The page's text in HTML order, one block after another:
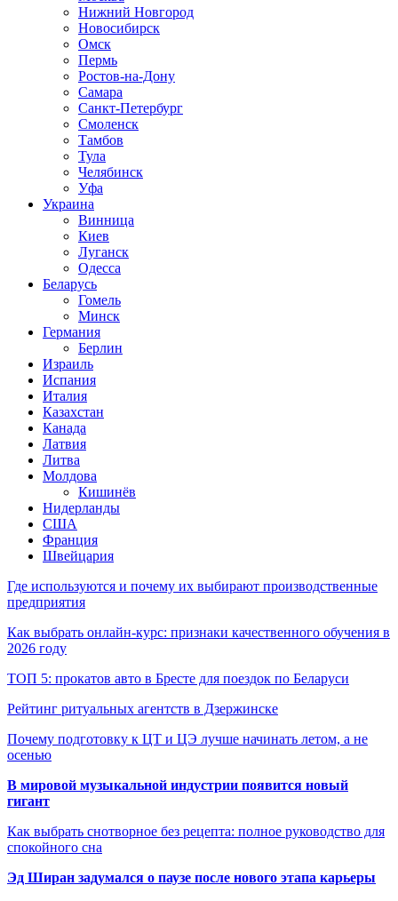
Нижний Новгород
Новосибирск
Омск
Пермь
Ростов-на-Дону
Самара
Санкт-Петербург
Смоленск
Тамбов
Тула
Челябинск
Уфа
Украина
Винница
Киев
Луганск
Одесса
Беларусь
Гомель
Минск
Германия
Берлин
Израиль
Испания
Италия
Казахстан
Канада
Латвия
Литва
Молдова
Кишинёв
Нидерланды
США
Франция
Швейцария
Где используются и почему их выбирают производственные
предприятия
Как выбрать онлайн-курс: признаки качественного обучения в
2026 году
ТОП 5: прокатов авто в Бресте для поездок по Беларуси
Рейтинг ритуальных агентств в Дзержинске
Почему подготовку к ЦТ и ЦЭ лучше начинать летом, а не
осенью
В мировой музыкальной индустрии появится новый
гигант
Как выбрать снотворное без рецепта: полное руководство для
спокойного сна
Эд Ширан задумался о паузе после нового этапа карьеры